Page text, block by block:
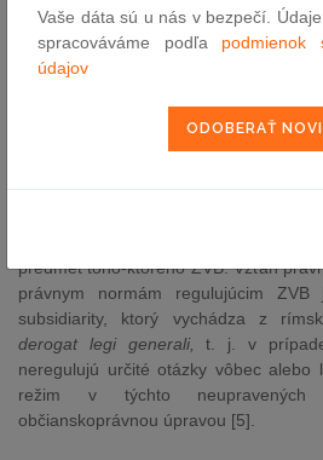
Elementárny právny rámec ZVB sa
troch lomených §§ 151n až 151p
dopĺňa relatívne široké portfólio
predmet toho-ktorého ZVB. Vzťah
právnym normám regulujúcim
subsidiarity, ktorý vychádza z
derogat legi generali,t. j. v
neregulujú určité otázky vôbec alebo
režim v týchto neupravených
občianskoprávnou úpravou [5].
Vaše dáta sú u nás v bezpečí.
spracováváme podľa podmienok
údajov